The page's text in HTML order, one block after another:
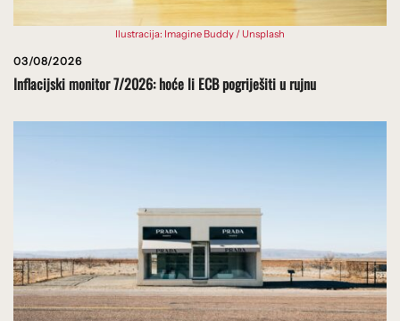
Ilustracija: Imagine Buddy / Unsplash
03/08/2026
Inflacijski monitor 7/2026: hoće li ECB pogriješiti u rujnu